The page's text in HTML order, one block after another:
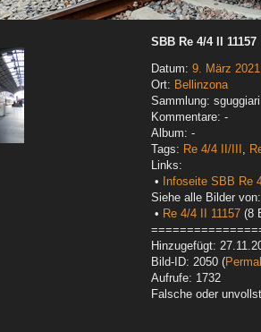
SBB Re 4/4 II 11157
Datum: 9. März 2021
Ort: Bellinzona
Sammlung:
Kommentare: -
Album: -
Tags: Re 4/4 II/III ,
Links:
•
Infoseite SBB Re
Siehe alle Bilder von:
• Re 4/4 II 11157 (8
Hinzugefügt:
Bild-ID: 2050 (
Aufrufe: 1732
Falsche oder